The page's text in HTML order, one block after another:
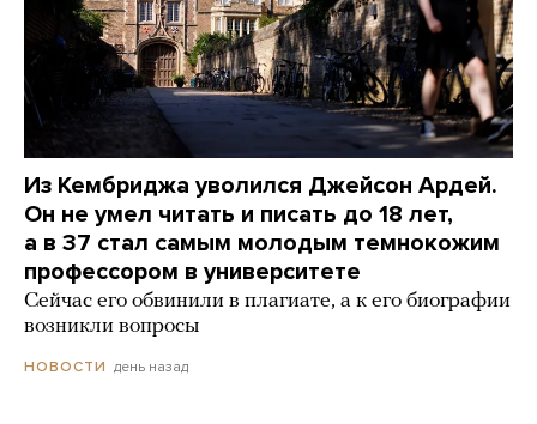
Из Кембриджа уволился Джейсон Ардей.
Он не умел читать и писать до 18 лет,
а в 37 стал самым молодым темнокожим
профессором в университете
Сейчас его обвинили в плагиате, а к его биографии
возникли вопросы
НОВОСТИ день назад